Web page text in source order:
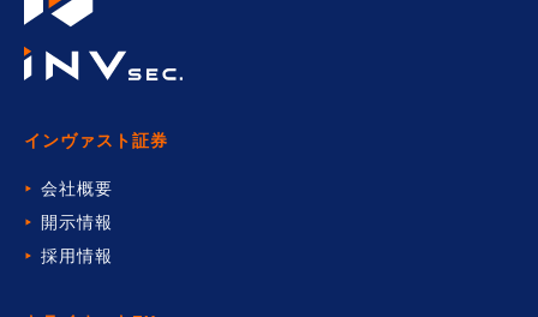
インヴァスト証券
会社概要
開示情報
採用情報